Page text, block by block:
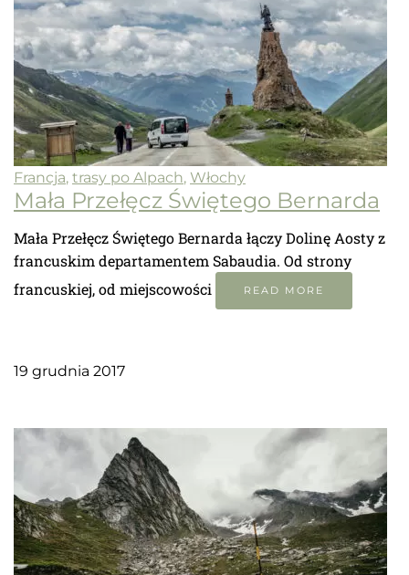
Francja, trasy po Alpach, Włochy
Mała Przełęcz Świętego Bernarda
Mała Przełęcz Świętego Bernarda łączy Dolinę Aosty z
francuskim departamentem Sabaudia. Od strony
francuskiej, od miejscowości
READ MORE
19 grudnia 2017